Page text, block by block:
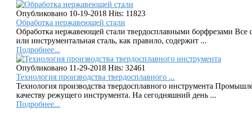
Опубликовано 10-19-2018 Hits: 11823
Обработка нержавеющей стали
Обработка нержавеющей стали твердосплавными борфрезами Все
или инструментальная сталь, как правило, содержит ...
Подробнее...
Опубликовано 11-29-2018 Hits: 32461
Технология производства твердосплавного ...
Технология производства твердосплавного инструмента
качеству режущего инструмента. На сегодняшний день ...
Подробнее...